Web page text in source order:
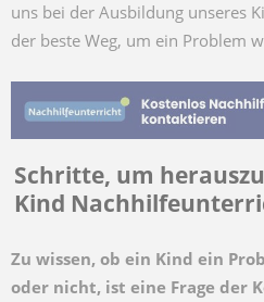
uns bei der Ausbildung unseres
der beste Weg, um ein Problem
Schritte, um
Kind
Zu wissen, ob ein Kind ein
oder nicht, ist eine Frage der